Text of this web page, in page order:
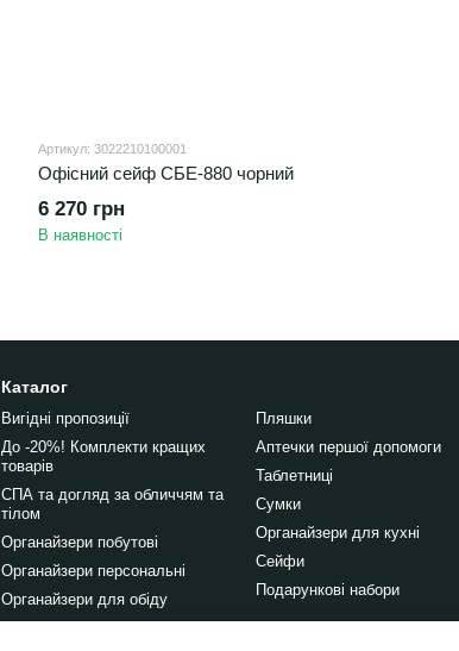
Артикул: 3022210100001
Офісний сейф СБЕ-880 чорний
6 270 грн
В наявності
Каталог
Вигідні пропозиції
До -20%! Комплекти кращих
товарів
СПА та догляд за обличчям та
тілом
Органайзери побутові
Органайзери персональні
Органайзери для обіду
Пляшки
Аптечки першої допомоги
Таблетниці
Сумки
Органайзери для кухні
Сейфи
Подарункові набори